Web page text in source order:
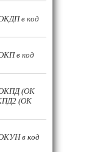
в код
в код
ОКПД (ОК
(ОК
в код